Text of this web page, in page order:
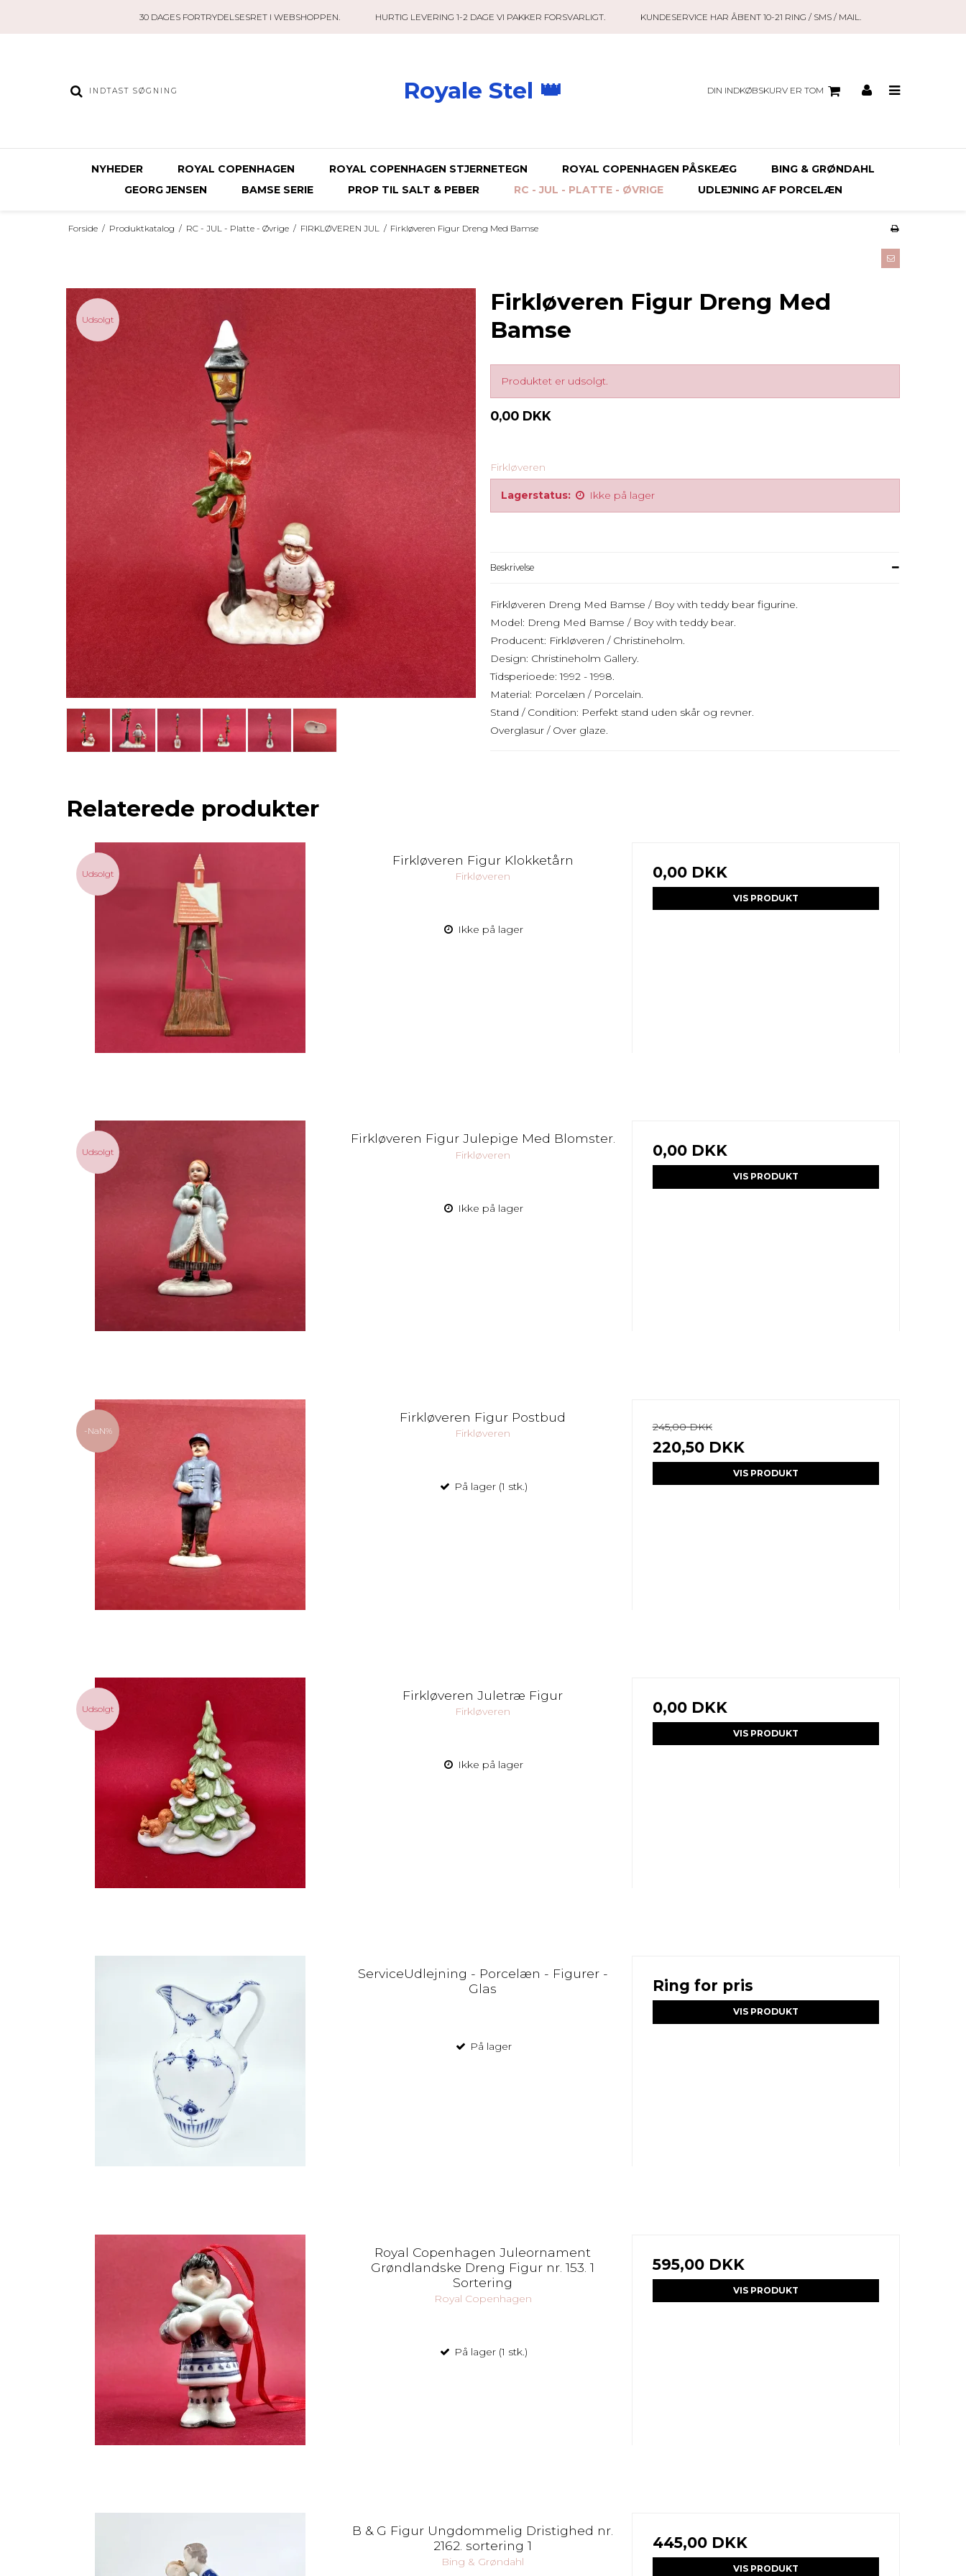
30 DAGES FORTRYDELSESRET I WEBSHOPPEN. HURTIG LEVERING 1-2 DAGE VI PAKKER FORSVARLIGT. KUNDESERVICE HAR ÅBENT 10-21 RING / SMS / MAIL.
Royale Stel 👑 DIN INDKØBSKURV ER TOM
NYHEDER ROYAL COPENHAGEN ROYAL COPENHAGEN STJERNETEGN ROYAL COPENHAGEN PÅSKEÆG
BING & GRØNDAHL
GEORG JENSEN
BAMSE SERIE PROP TIL SALT & PEBER RC - JUL - PLATTE - ØVRIGE UDLEJNING AF PORCELÆN
Forside / Produktkatalog / RC - JUL - Platte - Øvrige / FIRKLØVEREN JUL / Firkløveren Figur Dreng Med Bamse
Udsolgt
Firkløveren Figur Dreng Med
Bamse
Produktet er udsolgt.
0,00 DKK
Firkløveren
Lagerstatus: Ikke på lager
Beskrivelse
Firkløveren Dreng Med Bamse / Boy with teddy bear figurine.
Model: Dreng Med Bamse / Boy with teddy bear.
Producent: Firkløveren / Christineholm.
Design: Christineholm Gallery.
Tidsperioede: 1992 - 1998.
Material: Porcelæn / Porcelain.
Stand / Condition: Perfekt stand uden skår og revner.
Overglasur / Over glaze.
Relaterede produkter
Udsolgt
Firkløveren Figur Klokketårn
Firkløveren
Ikke på lager
0,00 DKK
VIS PRODUKT
Udsolgt
Firkløveren Figur Julepige Med Blomster.
Firkløveren
Ikke på lager
0,00 DKK
VIS PRODUKT
-NaN%
Firkløveren Figur Postbud
Firkløveren
På lager (1 stk.)
245,00 DKK
220,50 DKK
VIS PRODUKT
Udsolgt
Firkløveren Juletræ Figur
Firkløveren
Ikke på lager
0,00 DKK
VIS PRODUKT
ServiceUdlejning - Porcelæn - Figurer -
Glas
På lager
Ring for pris
VIS PRODUKT
Royal Copenhagen Juleornament
Grøndlandske Dreng Figur nr. 153. 1
Sortering
Royal Copenhagen
På lager (1 stk.)
595,00 DKK
VIS PRODUKT
B & G Figur Ungdommelig Dristighed nr.
2162. sortering 1
Bing & Grøndahl
445,00 DKK
VIS PRODUKT